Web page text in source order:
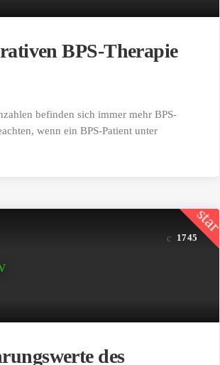
BPS-Therapie
befinden sich immer mehr BPS-
wenn ein BPS-Patient unter
1745
star
des